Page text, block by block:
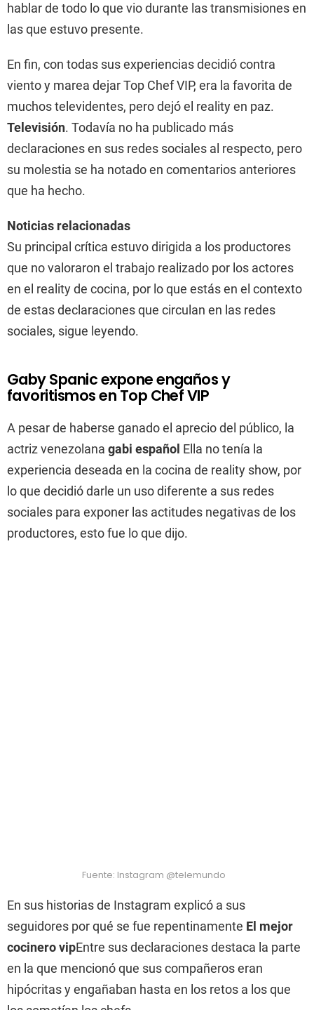
hablar de todo lo que vio durante las transmisiones en
las que estuvo presente.
En fin, con todas sus experiencias decidió contra
viento y marea dejar Top Chef VIP, era la favorita de
muchos televidentes, pero dejó el reality en paz.
Televisión. Todavía no ha publicado más
declaraciones en sus redes sociales al respecto, pero
su molestia se ha notado en comentarios anteriores
que ha hecho.
Noticias relacionadas
Su principal crítica estuvo dirigida a los productores
que no valoraron el trabajo realizado por los actores
en el reality de cocina, por lo que estás en el contexto
de estas declaraciones que circulan en las redes
sociales, sigue leyendo.
Gaby Spanic expone engaños y
favoritismos en Top Chef VIP
A pesar de haberse ganado el aprecio del público, la
actriz venezolana gabi español Ella no tenía la
experiencia deseada en la cocina de reality show, por
lo que decidió darle un uso diferente a sus redes
sociales para exponer las actitudes negativas de los
productores, esto fue lo que dijo.
Fuente: Instagram @telemundo
En sus historias de Instagram explicó a sus
seguidores por qué se fue repentinamente El mejor
cocinero vipEntre sus declaraciones destaca la parte
en la que mencionó que sus compañeros eran
hipócritas y engañaban hasta en los retos a los que